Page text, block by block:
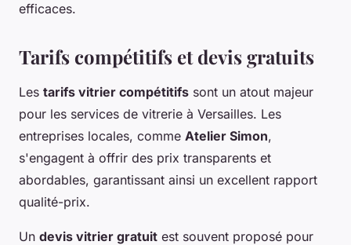
efficaces.
Tarifs compétitifs et devis gratuits
Les tarifs vitrier compétitifs sont un atout majeur
pour les services de vitrerie à Versailles. Les
entreprises locales, comme Atelier Simon,
s'engagent à offrir des prix transparents et
abordables, garantissant ainsi un excellent rapport
qualité-prix.
Un devis vitrier gratuit est souvent proposé pour